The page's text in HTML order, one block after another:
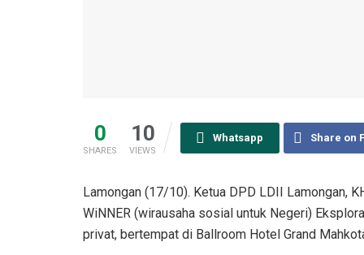
0
SHARES
10
VIEWS
Whatsapp Share on
Lamongan (17/10). Ketua DPD LDII Lamongan,
WiNNER (wirausaha sosial untuk Negeri)
privat, bertempat di Ballroom Hotel Grand